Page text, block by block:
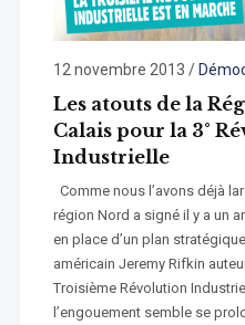
12 novembre 2013 /
Les atouts de la
Calais pour la 3°
Industrielle
Comme nous l’avons déjà
région Nord a signé il y a un
en place d’un plan
américain Jeremy Rifkin
Troisième Révolution
l’engouement semble se